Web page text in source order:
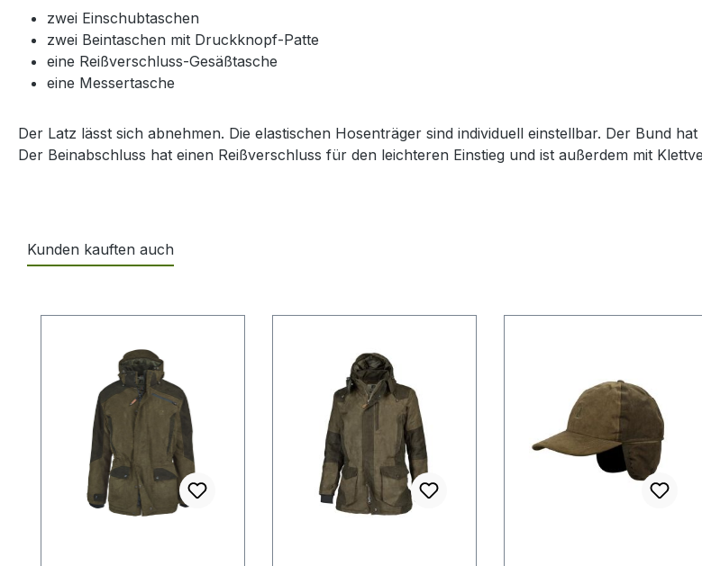
zwei Einschubtaschen
zwei Beintaschen mit Druckknopf-Patte
eine Reißverschluss-Gesäßtasche
eine Messertasche
Der Latz lässt sich abnehmen. Die elastischen Hosenträger sind individuell einstellbar. Der Bund
Der Beinabschluss hat einen Reißverschluss für den leichteren Einstieg und ist außerdem mit
Kunden kauften auch